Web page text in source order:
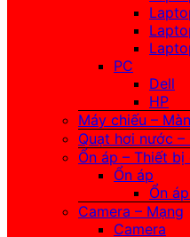
PC
Dell
HP
Máy chiếu –
Quạt hơi nước –
Ổn áp – Thiết bị
Ổn áp
Ổn
Camera – Mạng
Camera